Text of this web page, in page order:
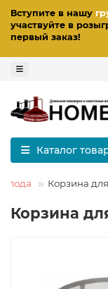
Вступите в нашу
участвуйте в
первый заказ!
Каталог
Корзина
Корзина